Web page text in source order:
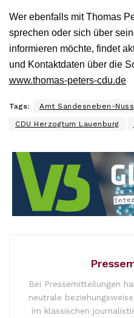
Wer ebenfalls mit Thomas
sprechen oder sich über
informieren möchte, findet
und Kontaktdaten über die
www.thomas-peters-cdu.de
Tags: Amt Sandesneben-
CDU Herzogtum Lauenburg
Bei Pressemitteilungen
neutrale
im klassischen